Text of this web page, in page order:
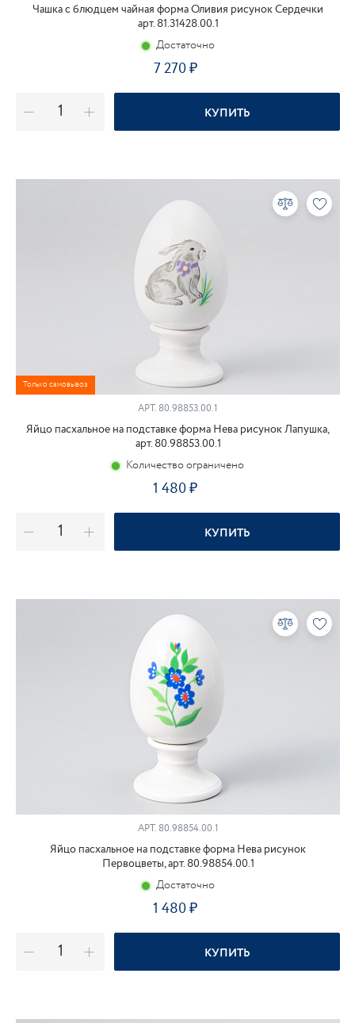
Чашка с блюдцем чайная форма Оливия рисунок Сердечки
арт. 81.31428.00.1
Достаточно
7 270
КУПИТЬ
Только самовывоз
АРТ. 80.98853.00.1
Яйцо пасхальное на подставке форма Нева рисунок Лапушка,
арт. 80.98853.00.1
Количество ограничено
1 480
КУПИТЬ
АРТ.80.98854.00.1
Яйцо пасхальное на подставке форма Нева рисунок
Первоцветы, арт. 80.98854.00.1
Достаточно
1 480
КУПИТЬ